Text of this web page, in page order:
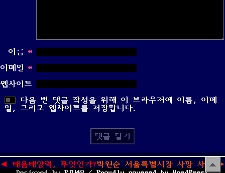
이름 *
이메일 *
웹사이트
다음 번 댓글 작성을 위해 이 브라우저에 이름, 이메
일, 그리고 웹사이트를 저장합니다.
글
탐
◀
Previous
태음태양력, 무엇인가?Next
박원순 서울특별시장 사망 사건
▶
▲